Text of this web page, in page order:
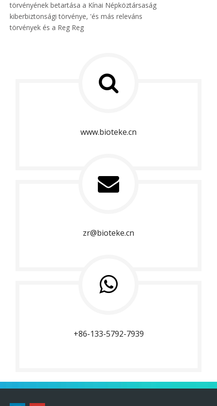
törvényének betartása a Kínai Népköztársaság
kiberbiztonsági törvénye, 'és más releváns
törvények és a Reg Reg
www.bioteke.cn
zr@bioteke.cn
+86-133-5792-7939